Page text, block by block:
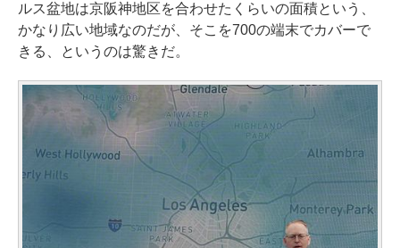
ルス盆地は京阪神地区を合わせたくらいの面積という、
かなり広い地域なのだが、そこを700の端末でカバーで
きる、というのは驚きだ。